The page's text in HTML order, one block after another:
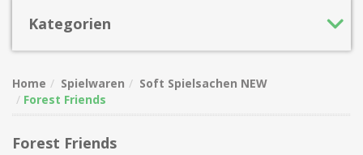
Kategorien
Home Spielwaren
Soft Spielsachen NEW
Forest Friends
Forest Friends